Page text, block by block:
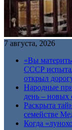
7 августа, 2026
«Вы
СССР
открыл
Народные
день – новых
Раскрыта
семействе
Когда